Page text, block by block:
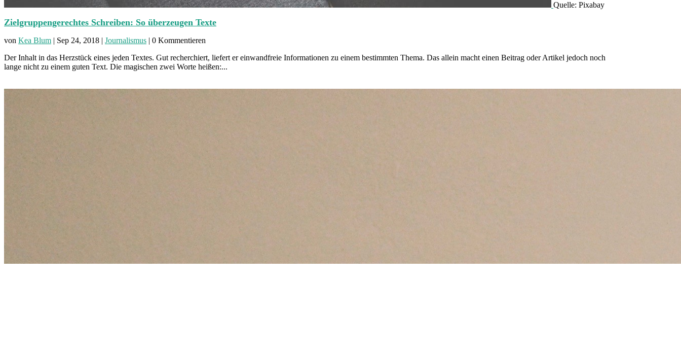
Quelle: Pixabay
Zielgruppengerechtes Schreiben: So überzeugen Texte
von Kea Blum | Sep 24, 2018 | Journalismus | 0 Kommentieren
Der Inhalt in das Herzstück eines jeden Textes. Gut recherchiert, liefert er einwandfreie Informationen zu einem bestimmten Thema. Das allein macht einen Beitrag oder Artikel jedoch noch
lange nicht zu einem guten Text. Die magischen zwei Worte heißen:...